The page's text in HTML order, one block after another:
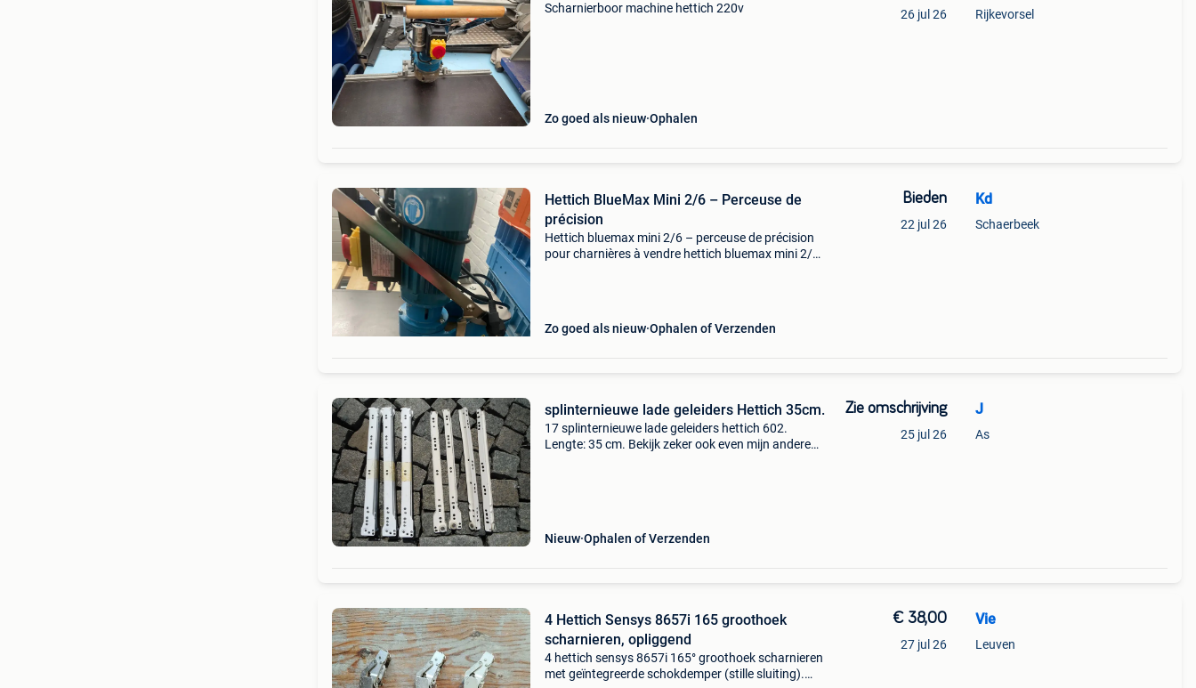
Scharnierboor machine hettich 220v
Zo goed als nieuw Ophalen
26 jul 26 Rijkevorsel
Hettich BlueMax Mini 2/6 – Perceuse de
précision
Hettich bluemax mini 2/6 – perceuse de précision
pour charnières à vendre hettich bluemax mini 2/6,
Zo goed als nieuw Ophalen of Verzenden
Bieden
22 jul 26
Kd
Schaerbeek
splinternieuwe lade geleiders Hettich 35cm.
17 splinternieuwe lade geleiders hettich 602.
Lengte: 35 cm. Bekijk zeker ook even mijn andere
Nieuw Ophalen of Verzenden
Zie omschrijving
25 jul 26
J
As
4 Hettich Sensys 8657i 165 groothoek
scharnieren, opliggend
4 hettich sensys 8657i 165° groothoek scharnieren
met geïntegreerde schokdemper (stille sluiting).
€ 38,00
27 jul 26
Vie
Leuven